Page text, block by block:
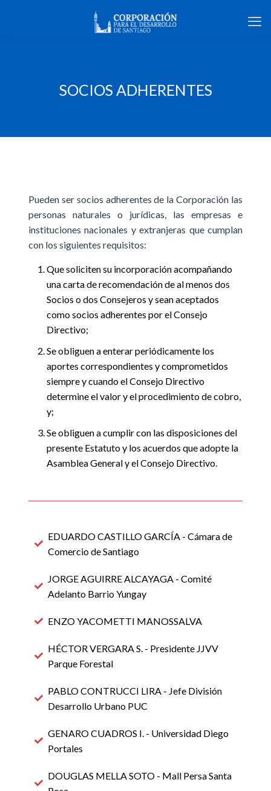
SOCIOS ADHERENTES
Pueden ser socios adherentes de la Corporación las
personas naturales o jurídicas, las empresas e
instituciones nacionales y extranjeras que cumplan
con los siguientes requisitos:
Que soliciten su incorporación acompañando
una carta de recomendación de al menos dos
Socios o dos Consejeros y sean aceptados
como socios adherentes por el Consejo
Directivo;
Se obliguen a enterar periódicamente los
aportes correspondientes y comprometidos
siempre y cuando el Consejo Directivo
determine el valor y el procedimiento de cobro,
y;
Se obliguen a cumplir con las disposiciones del
presente Estatuto y los acuerdos que adopte la
Asamblea General y el Consejo Directivo.
EDUARDO CASTILLO GARCÍA - Cámara de
Comercio de Santiago
JORGE AGUIRRE ALCAYAGA - Comité
Adelanto Barrio Yungay
ENZO YACOMETTI MANOSSALVA
HÉCTOR VERGARA S. - Presidente JJVV
Parque Forestal
PABLO CONTRUCCI LIRA - Jefe División
Desarrollo Urbano PUC
GENARO CUADROS I. - Universidad Diego
Portales
DOUGLAS MELLA SOTO - Mall Persa Santa